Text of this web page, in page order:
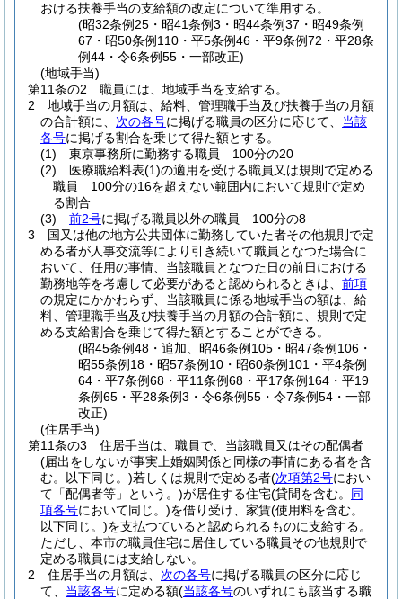
おける扶養手当の支給額の改定について準用する。
(昭32条例25・昭41条例3・昭44条例37・昭49条例
67・昭50条例110・平5条例46・平9条例72・平28条
例44・令6条例55・一部改正)
(地域手当)
第11条の2
職員には、地域手当を支給する。
2
地域手当の月額は、給料、管理職手当及び扶養手当の月額
の合計額に、 次の各号に掲げる職員の区分に応じて、 当該
各号に掲げる割合を乗じて得た額とする。
(1)
東京事務所に勤務する職員 100分の20
(2)
医療職給料表(1)の適用を受ける職員又は規則で定める
職員 100分の16を超えない範囲内において規則で定め
る割合
(3)
前2号に掲げる職員以外の職員 100分の8
3
国又は他の地方公共団体に勤務していた者その他規則で定
める者が人事交流等により引き続いて職員となつた場合に
おいて、任用の事情、当該職員となつた日の前日における
勤務地等を考慮して必要があると認められるときは、 前項
の規定にかかわらず、当該職員に係る地域手当の額は、給
料、管理職手当及び扶養手当の月額の合計額に、規則で定
める支給割合を乗じて得た額とすることができる。
(昭45条例48・追加、昭46条例105・昭47条例106・
昭55条例18・昭57条例10・昭60条例101・平4条例
64・平7条例68・平11条例68・平17条例164・平19
条例65・平28条例3・令6条例55・令7条例54・一部
改正)
(住居手当)
第11条の3
住居手当は、職員で、当該職員又はその配偶者
(届出をしないが事実上婚姻関係と同様の事情にある者を含
む。以下同じ。)若しくは規則で定める者(次項第2号におい
て「配偶者等」という。)が居住する住宅(貸間を含む。 同
項各号において同じ。)を借り受け、家賃(使用料を含む。
以下同じ。)を支払つていると認められるものに支給する。
ただし、本市の職員住宅に居住している職員その他規則で
定める職員には支給しない。
2
住居手当の月額は、 次の各号に掲げる職員の区分に応じ
て、 当該各号に定める額(当該各号のいずれにも該当する職